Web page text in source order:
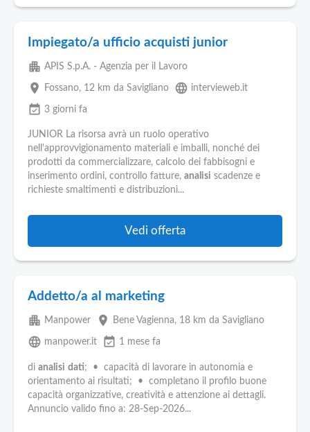
Impiegato/a ufficio acquisti junior
apartment APIS S.p.A. - Agenzia per il Lavoro
place Fossano, 12 km da Savigliano language intervieweb.it
event_available 3 giorni fa
JUNIOR La risorsa avrà un ruolo operativo
nell'approvvigionamento materiali e imballi, nonché dei
prodotti da commercializzare, calcolo dei fabbisogni e
inserimento ordini, controllo fatture, analisi scadenze e
richieste smaltimenti e distribuzioni...
Vedi offerta
Addetto/a al marketing
apartment Manpower place Bene Vagienna, 18 km da Savigliano
language manpower.it event_available 1 mese fa
di analisi dati; • capacità di lavorare in autonomia e
orientamento ai risultati; • completano il profilo buone
capacità organizzative, creatività e attenzione ai dettagli.
Annuncio valido fino a: 28-Sep-2026...